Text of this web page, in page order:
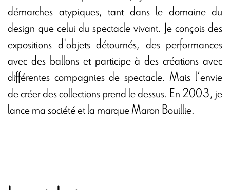
démarches atypiques, tant dans le domaine du
design que celui du spectacle vivant. Je conçois des
expositions d'objets détournés, des performances
avec des ballons et participe à des créations avec
différentes compagnies de spectacle. Mais l’envie
de créer des collections prend le dessus. En 2003, je
lance ma société et la marque Maron Bouillie.